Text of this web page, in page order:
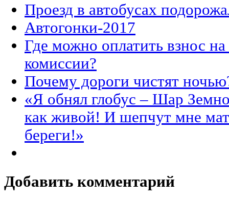
Проезд в автобусах
Автогонки-2017
Где можно оплатить взнос
комиссии?
Почему дороги чистят
«Я обнял глобус – Шар
как живой! И шепчут мне
береги!»
Добавить комментарий